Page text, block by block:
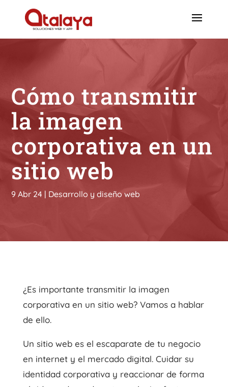
Cómo transmitir
la imagen
corporativa en un
sitio web
9 Abr 24 | Desarrollo y diseño web
¿Es importante transmitir la imagen
corporativa en un sitio web? Vamos a hablar
de ello.
Un sitio web es el escaparate de tu negocio
en internet y el mercado digital. Cuidar su
identidad corporativa y reaccionar de forma